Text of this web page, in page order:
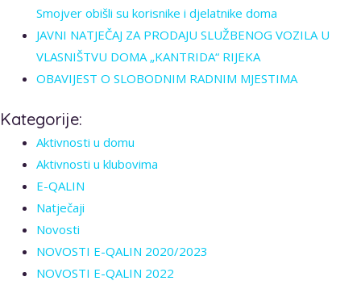
Smojver obišli su korisnike i djelatnike doma
JAVNI NATJEČAJ ZA PRODAJU SLUŽBENOG VOZILA U
VLASNIŠTVU DOMA „KANTRIDA“ RIJEKA
OBAVIJEST O SLOBODNIM RADNIM MJESTIMA
Kategorije:
Aktivnosti u domu
Aktivnosti u klubovima
E-QALIN
Natječaji
Novosti
NOVOSTI E-QALIN 2020/2023
NOVOSTI E-QALIN 2022